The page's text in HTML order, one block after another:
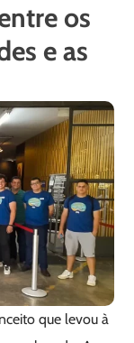
os
e as
que levou à